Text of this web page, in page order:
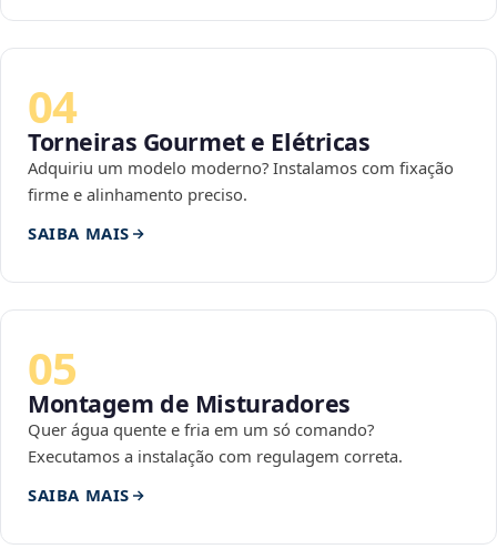
04
Torneiras Gourmet e Elétricas
Adquiriu um modelo moderno? Instalamos com fixação
firme e alinhamento preciso.
SAIBA MAIS
05
Montagem de Misturadores
Quer água quente e fria em um só comando?
Executamos a instalação com regulagem correta.
SAIBA MAIS